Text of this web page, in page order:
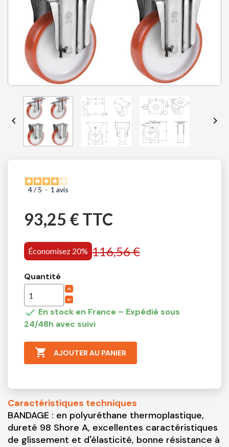
 
4/ 5 - 1 avis
93,25 € TTC
Économisez 20% 116,56 €
Quantité
 En stock en France – Expédié sous
24/48h avec suivi
 AJOUTER AU PANIER
Caractéristiques techniques
BANDAGE : en polyuréthane thermoplastique,
dureté 98 Shore A, excellentes caractéristiques
de glissement et d'élasticité, bonne résistance à